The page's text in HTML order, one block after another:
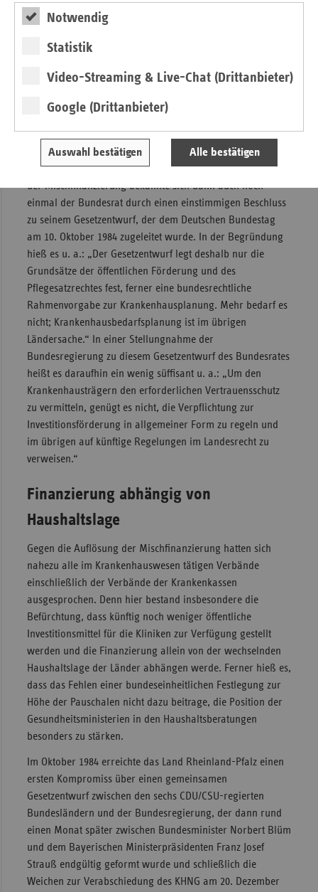
Notwendig
Statistik
Video-Streaming & Live-Chat (Drittanbieter)
Google (Drittanbieter)
Auswahl bestätigen Alle bestätigen
unter Beteiligung von Niedersachsen und Schleswig-
recht konträr zu dem vom damaligen Bundesministerium
vorgelegten Referentenentwurf eines Gesetzes zur
Neuordnung der Krankenhausfinanzierung. Die deutliche
Position, Mischfinanzierungen aufzulösen, entsprach jedoch
der langjährigen Forderung aller Bundesländer, konnte
folglich auch im Krankenhausbereich nicht abgelehnt
werden und stellte somit keinen Dissens dar. Zum Abbau
der Mischfinanzierung bekannte sich dann auch noch
einmal der Bundesrat durch einen einstimmigen Beschluss
zu seinem Gesetzentwurf, der dem Deutschen Bundestag
am 10. Oktober 1984 zugeleitet wurde. In der Begründung
hieß es u. a.: „Der Gesetzentwurf legt deshalb nur die
Grundsätze der öffentlichen Förderung und des
Pflegesatzrechtes fest, ferner eine bundesrechtliche
Rahmenvorgabe zur Krankenhausplanung. Mehr bedarf es
nicht; Krankenhausbedarfsplanung ist im übrigen
Ländersache.“ In einer Stellungnahme der
Bundesregierung zu diesem Gesetzentwurf des Bundesrates
heißt es daraufhin ein wenig süffisant u. a.: „Um den
Krankenhausträgern den erforderlichen Vertrauensschutz
zu vermitteln, genügt es nicht, die Verpflichtung zur
Investitionsförderung in allgemeiner Form zu regeln und
im übrigen auf künftige Regelungen im Landesrecht zu
verweisen.“
Finanzierung abhängig von
Haushaltslage
Gegen die Auflösung der Mischfinanzierung hatten sich
nahezu alle im Krankenhauswesen tätigen Verbände
einschließlich der Verbände der Krankenkassen
ausgesprochen. Denn hier bestand insbesondere die
Befürchtung, dass künftig noch weniger öffentliche
Investitionsmittel für die Kliniken zur Verfügung gestellt
werden und die Finanzierung allein von der wechselnden
Haushaltslage der Länder abhängen werde. Ferner hieß es,
dass das Fehlen einer bundeseinheitlichen Festlegung zur
Höhe der Pauschalen nicht dazu beitrage, die Position der
Gesundheitsministerien in den Haushaltsberatungen
besonders zu stärken.
Im Oktober 1984 erreichte das Land Rheinland-Pfalz einen
ersten Kompromiss über einen gemeinsamen
Gesetzentwurf zwischen den sechs CDU/CSU-regierten
Bundesländern und der Bundesregierung, der dann rund
einen Monat später zwischen Bundesminister Norbert Blüm
und dem Bayerischen Ministerpräsidenten Franz Josef
Strauß endgültig geformt wurde und schließlich die
Weichen zur Verabschiedung des KHNG am 20. Dezember